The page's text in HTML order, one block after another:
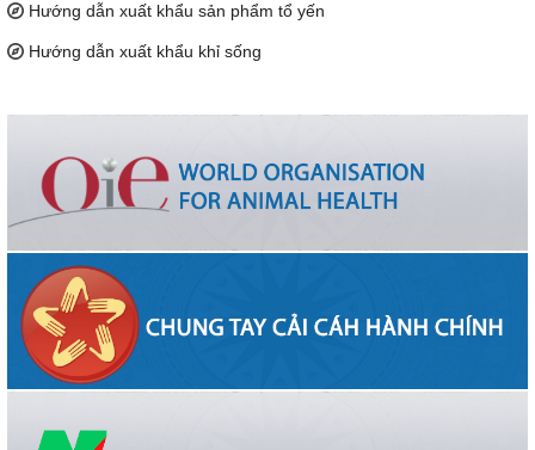
Hướng dẫn xuất khẩu sản phẩm tổ yến
Hướng dẫn xuất khẩu khỉ sống